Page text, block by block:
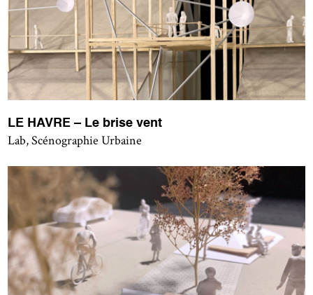
LE HAVRE – Le brise vent
Lab, Scénographie Urbaine